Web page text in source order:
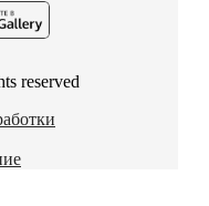
reserved